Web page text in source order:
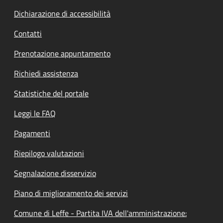
Dichiarazione di accessibilità
Contatti
Prenotazione appuntamento
Richiedi assistenza
Statistiche del portale
Leggi le FAQ
Pagamenti
Riepilogo valutazioni
Segnalazione disservizio
Piano di miglioramento dei servizi
Comune di Leffe - Partita IVA dell'amministrazione: